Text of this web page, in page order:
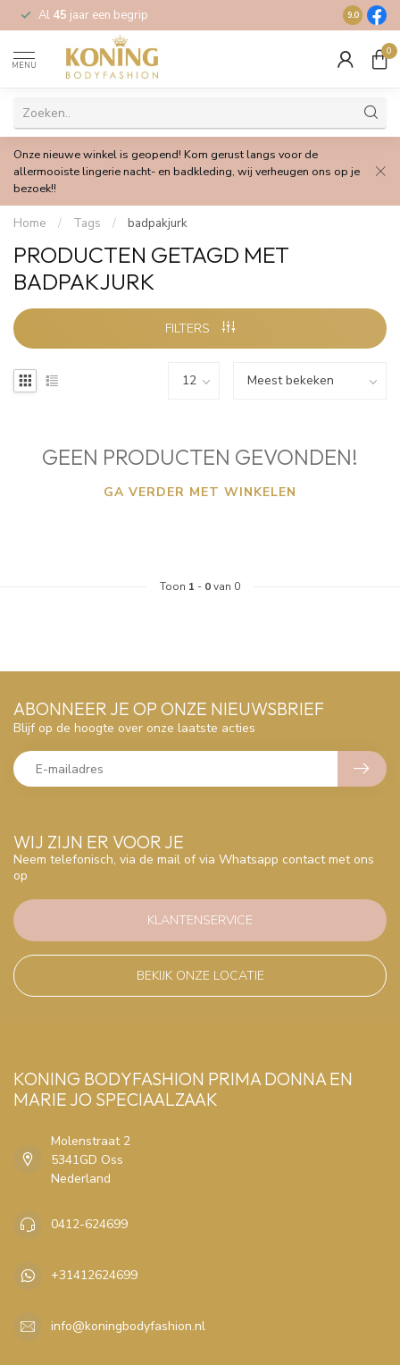
Al 45 jaar een begrip Gratis
9.0
MENU
0
Onze nieuwe winkel is geopend! Kom gerust langs voor de
allermooiste lingerie nacht- en badkleding, wij verheugen ons op je
bezoek!!
Home / Tags / badpakjurk
PRODUCTEN GETAGD MET
BADPAKJURK
FILTERS
GEEN PRODUCTEN GEVONDEN!
GA VERDER MET WINKELEN
Toon 1 - 0van 0
WIJ ZIJN ER VOOR JE
Neem telefonisch, via de mail of via Whatsapp contact met ons
op
KLANTENSERVICE
BEKIJK ONZE LOCATIE
ABONNEER JE OP ONZE NIEUWSBRIEF
Blijf op de hoogte over onze laatste acties
KONING BODYFASHION PRIMA DONNA EN
MARIE JO SPECIAALZAAK
Molenstraat 2
5341GD Oss
Nederland
0412-624699
+31412624699
info@koningbodyfashion.nl